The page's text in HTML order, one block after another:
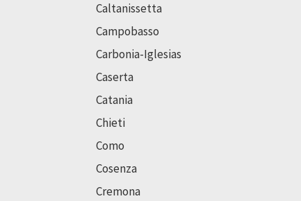
Caltanissetta
Campobasso
Carbonia-Iglesias
Caserta
Catania
Chieti
Como
Cosenza
Cremona